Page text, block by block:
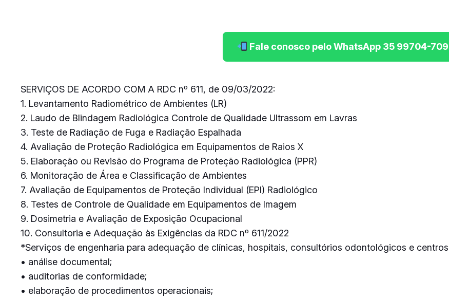
Fale conosco pelo WhatsApp 35 99704-
SERVIÇOS DE ACORDO COM A RDC nº 611, de 09/03/2022:
1. Levantamento Radiométrico de Ambientes (LR)
2. Laudo de Blindagem Radiológica Controle de Qualidade Ultrassom em Lavras
3. Teste de Radiação de Fuga e Radiação Espalhada
4. Avaliação de Proteção Radiológica em Equipamentos de Raios X
5. Elaboração ou Revisão do Programa de Proteção Radiológica (PPR)
6. Monitoração de Área e Classificação de Ambientes
7. Avaliação de Equipamentos de Proteção Individual (EPI) Radiológico
8. Testes de Controle de Qualidade em Equipamentos de Imagem
9. Dosimetria e Avaliação de Exposição Ocupacional
10. Consultoria e Adequação às Exigências da RDC nº 611/2022
*Serviços de engenharia para adequação de clínicas, hospitais, consultórios odontológicos e
• análise documental;
• auditorias de conformidade;
• elaboração de procedimentos operacionais;